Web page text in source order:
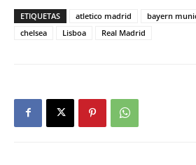
ETIQUETAS atletico madrid bayern
chelsea
Lisboa Real Madrid